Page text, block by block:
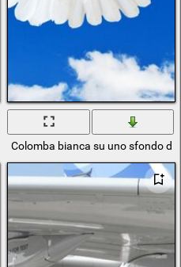
un nastro rosso piegato a
Colomba bianca su uno sfondo di